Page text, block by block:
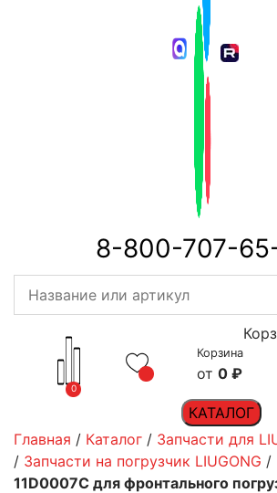
8-800-707-
0
Корзина
0 ₽
КАТАЛОГ
Главная / Каталог / Запчасти для
/ Запчасти на погрузчик LIUGONG /
11D0007C для фронтального